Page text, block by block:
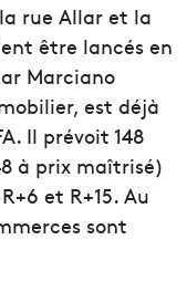
rue Allar et la
être lancés en
Marciano
est déjà
Il prévoit 148
à prix maîtrisé)
et R+15. Au
sont